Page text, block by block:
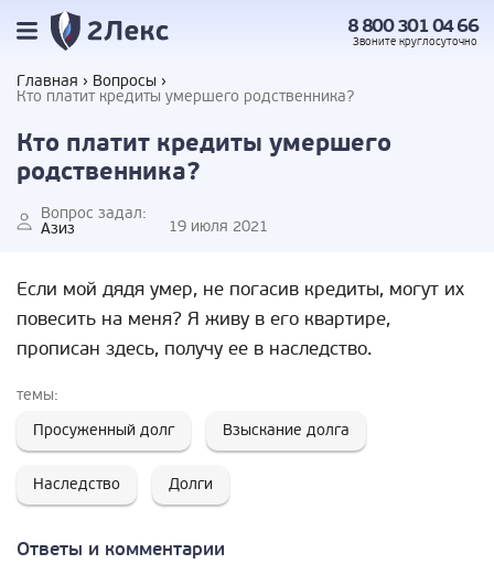
8 800 301 04 66
Звоните круглосуточно
Главная
Вопросы
Кто платит кредиты умершего родственника?
Кто платит кредиты умершего
родственника?
Вопрос задал:
Азиз
19 июля 2021
Если мой дядя умер, не погасив кредиты, могут их
повесить на меня? Я живу в его квартире,
прописан здесь, получу ее в наследство.
темы:
Просуженный долг
Взыскание долга
Наследство Долги
Ответы и комментарии